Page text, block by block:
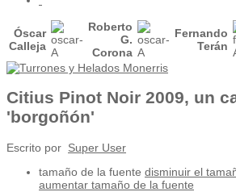
Óscar
Calleja
Roberto
G.
Corona
Fernando
Terán
Citius Pinot Noir 2009, un
'borgoñón'
Escrito por Super User
tamaño de la fuente disminuir el
aumentar tamaño de la fuente